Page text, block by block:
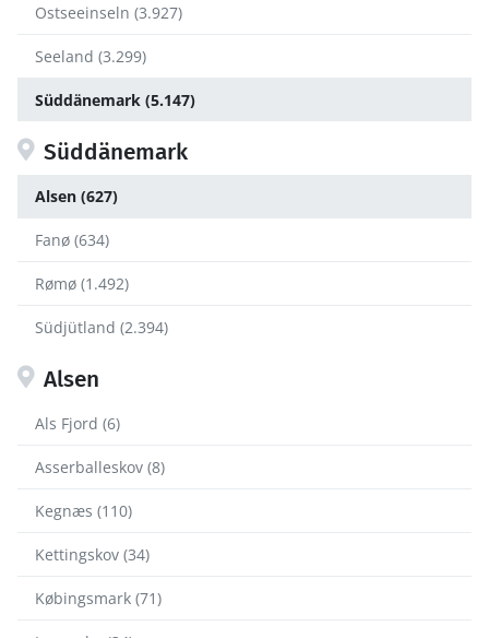
Ostseeinseln (3.927)
Seeland (3.299)
Süddänemark (5.147)
Süddänemark
Alsen (627)
Fanø (634)
Rømø (1.492)
Südjütland (2.394)
Alsen
Als Fjord (6)
Asserballeskov (8)
Kegnæs (110)
Kettingskov (34)
Købingsmark (71)